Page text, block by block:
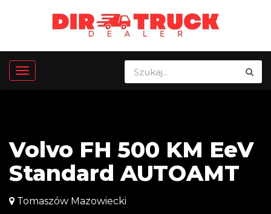
Volvo FH 500 KM EeV
Standard AUTOAMT
Tomaszów Mazowiecki